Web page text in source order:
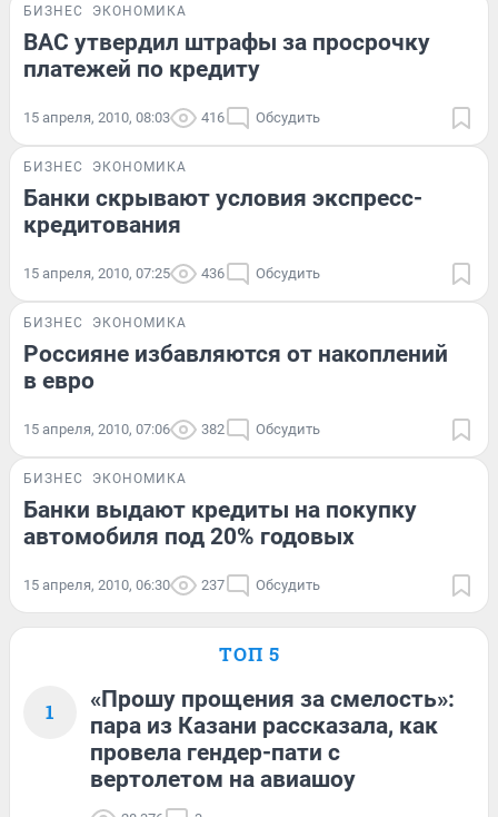
БИЗНЕС ЭКОНОМИКА
ВАС утвердил штрафы за просрочку
платежей по кредиту
15 апреля, 2010, 08:03 416 Обсудить
БИЗНЕС ЭКОНОМИКА
Банки скрывают условия экспресс-
кредитования
15 апреля, 2010, 07:25 436 Обсудить
БИЗНЕС ЭКОНОМИКА
Россияне избавляются от накоплений
в евро
15 апреля, 2010, 07:06 382 Обсудить
БИЗНЕС ЭКОНОМИКА
Банки выдают кредиты на покупку
автомобиля под 20% годовых
15 апреля, 2010, 06:30 237 Обсудить
ТОП 5
1
«Прошу прощения за смелость»:
пара из Казани рассказала, как
провела гендер-пати с
вертолетом на авиашоу